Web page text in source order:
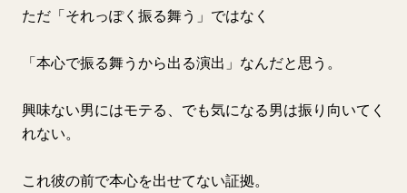
ただ「それっぽく振る舞う」ではなく
「本心で振る舞うから出る演出」なんだと思う。
興味ない男にはモテる、でも気になる男は振り向いてく
れない。
これ彼の前で本心を出せてない証拠。